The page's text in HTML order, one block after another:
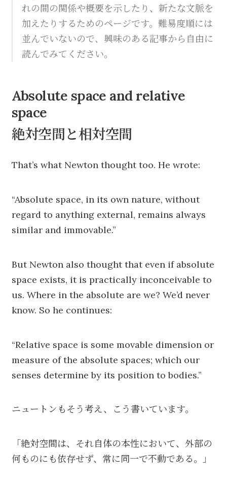
れの間の関係や概要を示したり、新たな文脈を
加えたりするためのページです。難易度順には
並んでいないので、興味のある記事から自由に
読んでみてください。
Absolute space and relative
space
絶対空間と相対空間
That’s what Newton thought too. He wrote:
“Absolute space, in its own nature, without
regard to anything external, remains always
similar and immovable.”
But Newton also thought that even if absolute
space exists, it is practically inconceivable to
us. Where in the absolute are we? We’d never
know. So he continues:
“Relative space is some movable dimension or
measure of the absolute spaces; which our
senses determine by its position to bodies.”
ニュートンもそう考え、こう書いています。
「絶対空間は、それ自体の本性において、外部の
何ものにも依存せず、常に同一で不動である。」